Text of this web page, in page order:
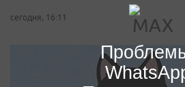
сегодня, 16:11